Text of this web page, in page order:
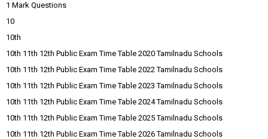
1 Mark Questions
10
10th
10th 11th 12th Public Exam Time Table 2020 Tamilnadu Schools
10th 11th 12th Public Exam Time Table 2022 Tamilnadu Schools
10th 11th 12th Public Exam Time Table 2023 Tamilnadu Schools
10th 11th 12th Public Exam Time Table 2024 Tamilnadu Schools
10th 11th 12th Public Exam Time Table 2025 Tamilnadu Schools
10th 11th 12th Public Exam Time Table 2026 Tamilnadu Schools